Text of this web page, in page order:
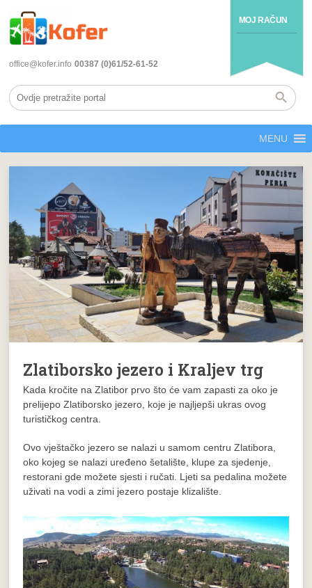
MOJ RAČUN
office@kofer.info 00387 (0)61/52-61-52
MENU
Zlatiborsko jezero i Kraljev trg
Kada kročite na Zlatibor prvo što će vam zapasti za oko je
prelijepo Zlatiborsko jezero, koje je najljepši ukras ovog
turističkog centra.
Ovo vještačko jezero se nalazi u samom centru Zlatibora,
oko kojeg se nalazi uređeno šetalište, klupe za sjedenje,
restorani gde možete sjesti i ručati. Ljeti sa pedalina možete
uživati na vodi a zimi jezero postaje klizalište.